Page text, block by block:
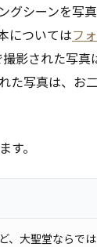
グシーンを写
についてはフ
影された写真
た写真は、お
。
、大聖堂ならで